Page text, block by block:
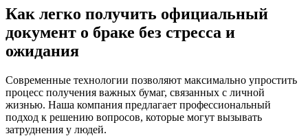
Как легко получить официальный
документ о браке без стресса и
ожидания
Современные технологии позволяют максимально упростить
процесс получения важных бумаг, связанных с личной
жизнью. Наша компания предлагает профессиональный
подход к решению вопросов, которые могут вызывать
затруднения у людей.